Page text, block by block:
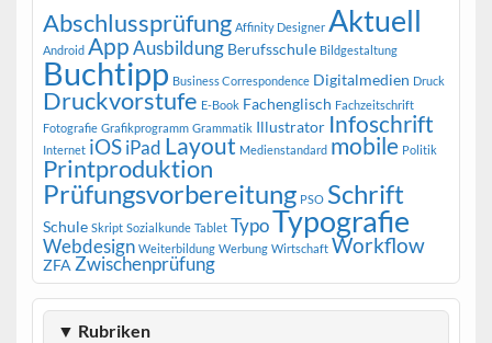
Abschlussprüfung Affinity Designer Aktuell
Android AppAusbildung Berufsschule Bildgestaltung
Buchtipp Business Correspondence Digitalmedien Druck
Druckvorstufe E-Book Fachenglisch Fachzeitschrift
Fotografie Grafikprogramm Grammatik Illustrator Infoschrift
Internet iOSiPad Layout Medienstandard mobile Politik
Printproduktion
Prüfungsvorbereitung PSO Schrift
Schule Skript Sozialkunde Tablet TypoTypografie
Webdesign Weiterbildung Werbung Wirtschaft Workflow
ZFA Zwischenprüfung
▼ Rubriken